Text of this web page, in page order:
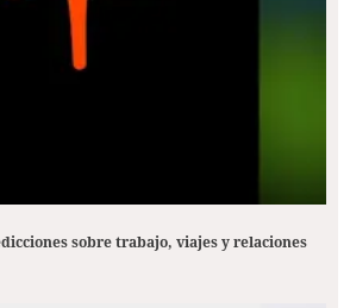
sobre trabajo, viajes y relaciones